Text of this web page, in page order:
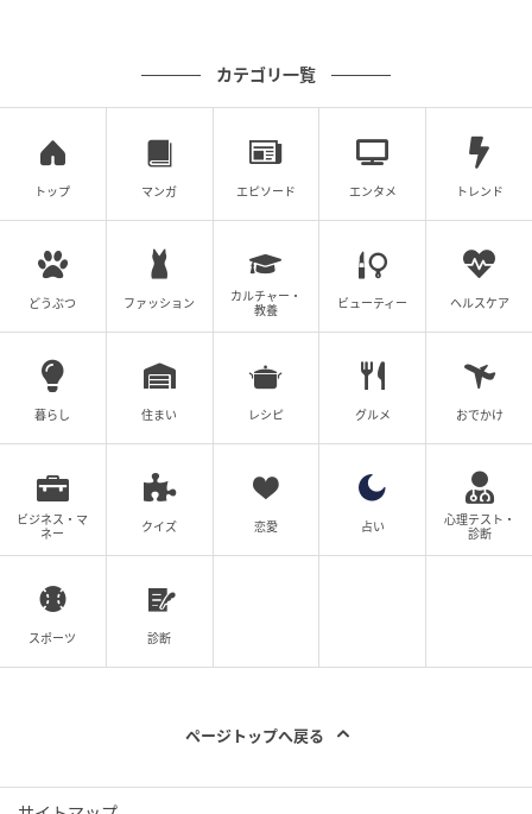
カテゴリ一覧
トップ マンガ エピソード エンタメ トレンド
どうぶつ ファッション
カルチャー・
教養
ビューティー ヘルスケア
暮らし 住まい レシピ グルメ おでかけ
ビジネス・マ
ネー
クイズ 恋愛 占い
心理テスト・
診断
スポーツ 診断
ページトップへ戻る